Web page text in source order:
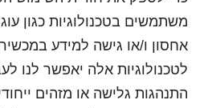
אחסון ו/או גישה למידע
לטכנולוגיות אלה יאפשר לנו
התנהגות גלישה או מזהים